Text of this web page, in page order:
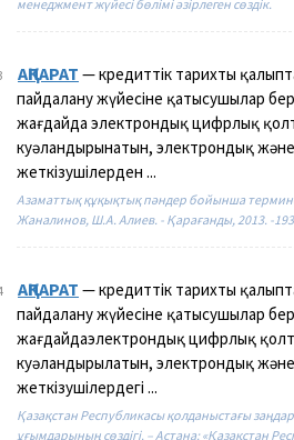
менеджмент жүйесі бөлімі әзірлеген сөздік.
АҚПАРАТ — кредиттік тарихты
пайдалану жүйесіне қатысушылар
жағдайда электрондық цифрлық
куәландырынатын, электрондық және
жеткізушілерден ...
Азаматтық құқықтық пәндер бойынша
Жаналинов, Ш.А. Алиев. - Қарағанды, 2013. -
АҚПАРАТ — кредиттік тарихты
пайдалану жүйесіне қатысушылар
жағдайдаэлектрондық цифрлық
куәландырылатын, электрондық және
жеткізушілердегі ...
Қазақстан Республикасы қолданыстағы
ұғымдарының сөздігі. – Астана: «Қазақстан